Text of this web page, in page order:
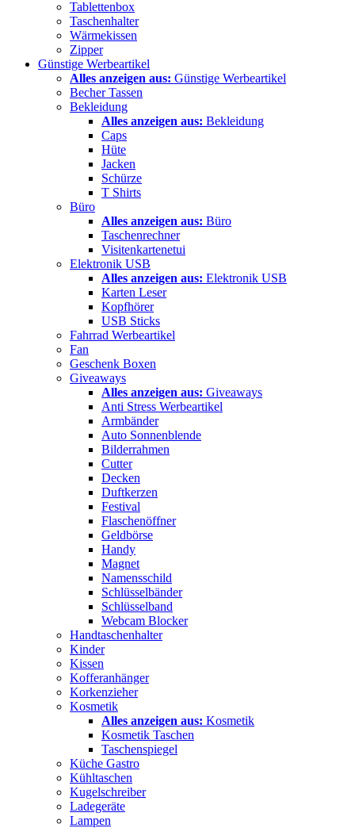
Tablettenbox
Taschenhalter
Wärmekissen
Zipper
Günstige Werbeartikel
Alles anzeigen aus: Günstige Werbeartikel
Becher Tassen
Bekleidung
Alles anzeigen aus: Bekleidung
Caps
Hüte
Jacken
Schürze
T Shirts
Büro
Alles anzeigen aus: Büro
Taschenrechner
Visitenkartenetui
Elektronik USB
Alles anzeigen aus: Elektronik USB
Karten Leser
Kopfhörer
USB Sticks
Fahrrad Werbeartikel
Fan
Geschenk Boxen
Giveaways
Alles anzeigen aus: Giveaways
Anti Stress Werbeartikel
Armbänder
Auto Sonnenblende
Bilderrahmen
Cutter
Decken
Duftkerzen
Festival
Flaschenöffner
Geldbörse
Handy
Magnet
Namensschild
Schlüsselbänder
Schlüsselband
Webcam Blocker
Handtaschenhalter
Kinder
Kissen
Kofferanhänger
Korkenzieher
Kosmetik
Alles anzeigen aus: Kosmetik
Kosmetik Taschen
Taschenspiegel
Küche Gastro
Kühltaschen
Kugelschreiber
Ladegeräte
Lampen